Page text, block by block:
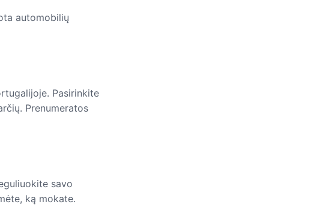
automobilių
Pasirinkite
Prenumeratos
savo
ką mokate.